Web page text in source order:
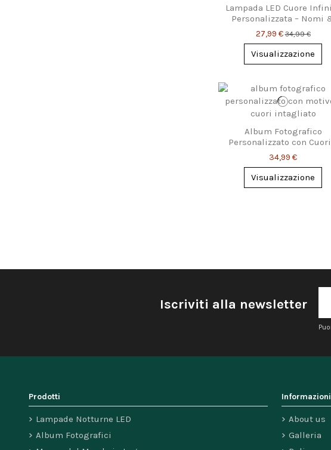
Lampada LED Cuore
Personalizzata – Nomi
Data
27,99 €34,99 €
Visualizzazione
Album Fotografico
Personalizzato con
Idea Romantica
34,99 €
Visualizzazione
Iscriviti alla newsletter
Prodotti
Lampade Notturne LED
Album Fotografici
Informazioni
About us
Galleria